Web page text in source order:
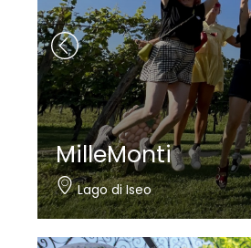
MilleMonti
Lago di Iseo